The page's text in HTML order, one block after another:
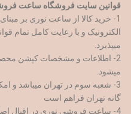
قوانین سایت فروشگاه ساعت
1- خرید کالا از ساعت نوری بر
الکترونیک و با رعایت کامل تمام
میپذیرد.
2- اطلاعات و مشخصات کپشن
میشود.
گانه تهران فراهم است
4- ساعت فروشی نوری در اقبال